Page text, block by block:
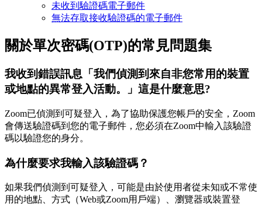
未收到驗證碼電子郵件
無法存取接收驗證碼的電子郵件
關於單次密碼(OTP)的常見問題集
我收到錯誤訊息「我們偵測到來自非您常用的裝置
或地點的異常登入活動。」這是什麼意思?
Zoom已偵測到可疑登入，為了協助保護您帳戶的安全，Zoom
會傳送驗證碼到您的電子郵件，您必須在Zoom中輸入該驗證
碼以驗證您的身分。
為什麼要求我輸入該驗證碼？
如果我們偵測到可疑登入，可能是由於使用者從未知或不常使
用的地點、方式（Web或Zoom用戶端）、瀏覽器或裝置登